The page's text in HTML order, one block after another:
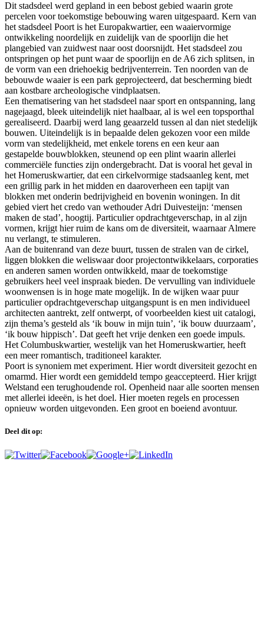
Dit stadsdeel werd gepland in een bebost gebied waarin grote
percelen voor toekomstige bebouwing waren uitgespaard. Kern van
het stadsdeel Poort is het Europakwartier, een waaiervormige
ontwikkeling noordelijk en zuidelijk van de spoorlijn die het
plangebied van zuidwest naar oost doorsnijdt. Het stadsdeel zou
ontspringen op het punt waar de spoorlijn en de A6 zich splitsen, in
de vorm van een driehoekig bedrijventerrein. Ten noorden van de
bebouwde waaier is een park geprojecteerd, dat bescherming biedt
aan kostbare archeologische vindplaatsen.
Een thematisering van het stadsdeel naar sport en ontspanning, lang
nagejaagd, bleek uiteindelijk niet haalbaar, al is wel een topsporthal
gerealiseerd. Daarbij werd lang geaarzeld tussen al dan niet stedelijk
bouwen. Uiteindelijk is in bepaalde delen gekozen voor een milde
vorm van stedelijkheid, met enkele torens en een keur aan
gestapelde bouwblokken, steunend op een plint waarin allerlei
commerciële functies zijn ondergebracht. Dat is vooral het geval in
het Homeruskwartier, dat een cirkelvormige stadsaanleg kent, met
een grillig park in het midden en daaroverheen een tapijt van
blokken met onderin bedrijvigheid en bovenin woningen. In dit
gebied viert het credo van wethouder Adri Duivesteijn: ‘mensen
maken de stad’, hoogtij. Particulier opdrachtgeverschap, in al zijn
vormen, krijgt hier ruim de kans om de diversiteit, waarnaar Almere
nu verlangt, te stimuleren.
Aan de buitenrand van deze buurt, tussen de stralen van de cirkel,
liggen blokken die weliswaar door projectontwikkelaars, corporaties
en anderen samen worden ontwikkeld, maar de toekomstige
gebruikers heel veel inspraak bieden. De vervulling van individuele
woonwensen is in hoge mate mogelijk. In de wijken waar puur
particulier opdrachtgeverschap uitgangspunt is en men individueel
architecten aantrekt, zelf ontwerpt, of voorbeelden kiest uit catalogi,
zijn thema’s gesteld als ‘ik bouw in mijn tuin’, ‘ik bouw duurzaam’,
‘ik bouw hippisch’. Dat geeft het vrije denken een goede impuls.
Het Columbuskwartier, westelijk van het Homeruskwartier, heeft
een meer romantisch, traditioneel karakter.
Poort is synoniem met experiment. Hier wordt diversiteit gezocht en
omarmd. Hier wordt een gemiddeld tempo geaccepteerd. Hier krijgt
Welstand een terughoudende rol. Openheid naar alle soorten mensen
met allerlei ideeën, is het doel. Hier moeten regels en processen
opnieuw worden uitgevonden. Een groot en boeiend avontuur.
Deel dit op: